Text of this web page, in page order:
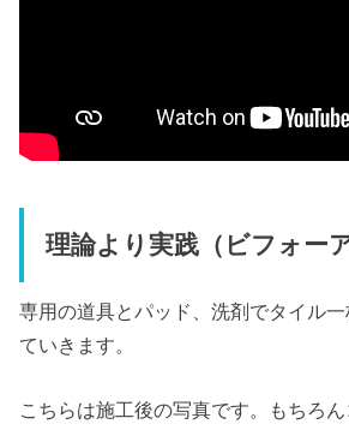
理論より実践（ビフォー
専用の道具とパッド、洗剤でタイル
ていきます。
こちらは施工後の写真です。もちろ